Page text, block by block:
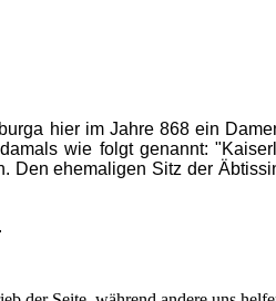
hier im Jahre 868 ein
wie folgt genannt:
ehemaligen Sitz der